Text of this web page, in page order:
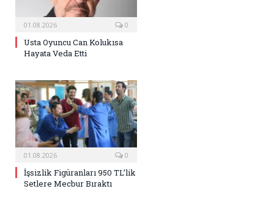
01.08.2026 0
Usta Oyuncu Can Kolukısa
Hayata Veda Etti
01.08.2026 0
İşsizlik Figüranları 950 TL’lik
Setlere Mecbur Bıraktı